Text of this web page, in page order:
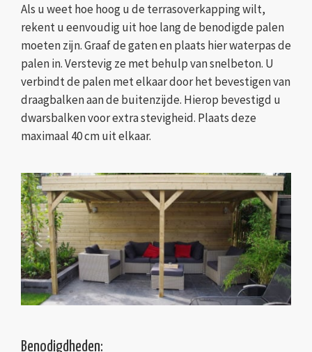
Als u weet hoe hoog u de terrasoverkapping wilt,
rekent u eenvoudig uit hoe lang de benodigde palen
moeten zijn. Graaf de gaten en plaats hier waterpas de
palen in. Verstevig ze met behulp van snelbeton. U
verbindt de palen met elkaar door het bevestigen van
draagbalken aan de buitenzijde. Hierop bevestigd u
dwarsbalken voor extra stevigheid. Plaats deze
maximaal 40 cm uit elkaar.
Benodigdheden: